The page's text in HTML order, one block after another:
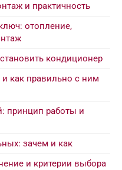
и практичность
отопление,
кондиционер
как правильно с ним
принцип работы и
зачем и как
и критерии выбора